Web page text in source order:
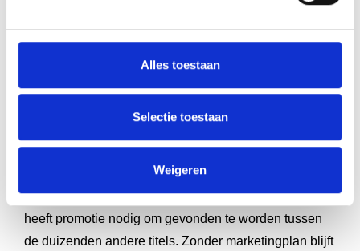
Alles toestaan
Selectie toestaan
Weigeren
dramatisch. Ze bestellen grote oplages die ze niet
kunnen verkopen, wat leidt tot hoge voorraadkosten en
financiële teleurstelling. Begin met een
oplageof kies voor print-on-demand om dit risico te
Marketing wordt vaak vergeten of onderschat. Je boek
heeft promotie nodig om gevonden te worden tussen
de duizenden andere titels. Zonder marketingplan blijft